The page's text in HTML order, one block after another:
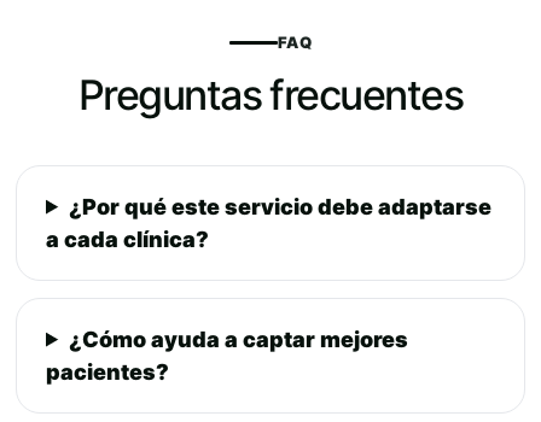
FAQ
Preguntas frecuentes
¿Por qué este servicio debe adaptarse
a cada clínica?
¿Cómo ayuda a captar mejores
pacientes?